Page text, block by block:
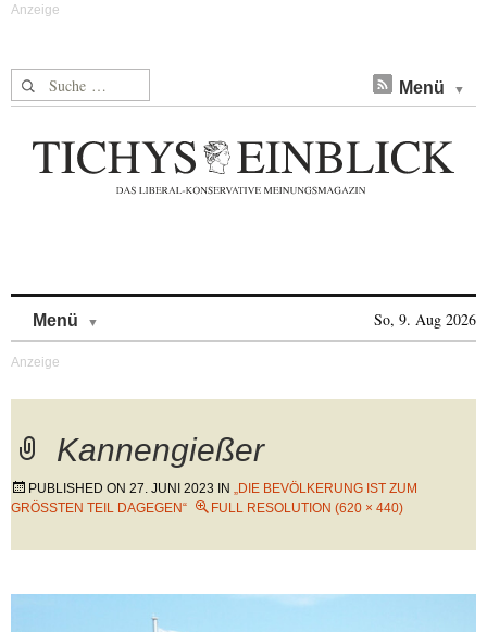
Suche nach: Menü
Menü So, 9. Aug 2026
Kannengießer
PUBLISHED ON 27. JUNI 2023 IN „DIE BEVÖLKERUNG IST ZUM
GRÖSSTEN TEIL DAGEGEN“
FULL RESOLUTION (620 × 440)